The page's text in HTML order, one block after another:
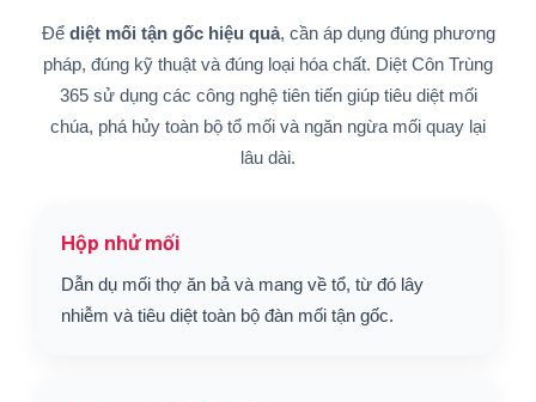
Để diệt mối tận gốc hiệu quả, cần áp dụng đúng phương
pháp, đúng kỹ thuật và đúng loại hóa chất. Diệt Côn Trùng
365 sử dụng các công nghệ tiên tiến giúp tiêu diệt mối
chúa, phá hủy toàn bộ tổ mối và ngăn ngừa mối quay lại
lâu dài.
Hộp nhử mối
Dẫn dụ mối thợ ăn bả và mang về tổ, từ đó lây
nhiễm và tiêu diệt toàn bộ đàn mối tận gốc.